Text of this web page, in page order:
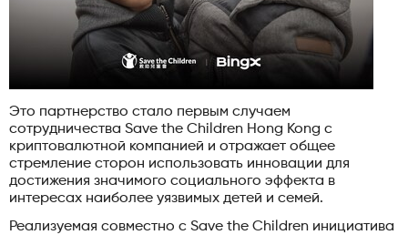
Это партнерство стало первым случаем
сотрудничества Save the Children Hong Kong с
криптовалютной компанией и отражает общее
стремление сторон использовать инновации для
достижения значимого социального эффекта в
интересах наиболее уязвимых детей и семей.
Реализуемая совместно с Save the Children инициатива